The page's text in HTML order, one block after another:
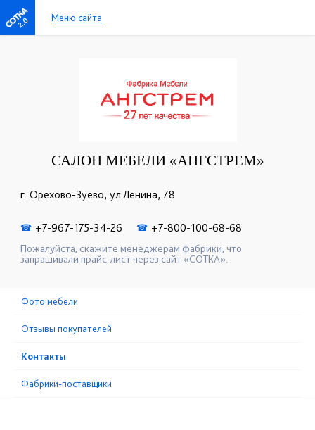
2.0 Меню сайта
САЛОН МЕБЕЛИ «АНГСТРЕМ»
г. Орехово-Зуево, ул.Ленина, 78
☎ +7-967-175-34-26 ☎ +7-800-100-68-68
Пожалуйста, скажите менеджерам фабрики, что
запрашивали прайс-лист через сайт «СОТКА».
Фото мебели
Отзывы покупателей
Контакты
Фабрики-поставщики